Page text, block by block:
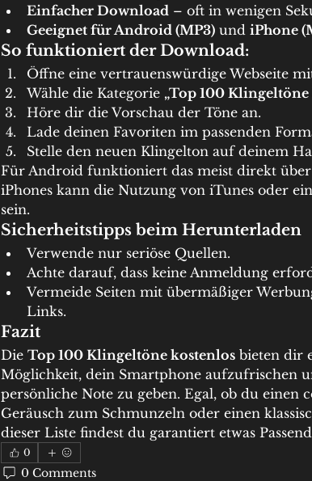
Einfacher Download – oft in wenigen
Geeignet für Android (MP3) und iPhone
So funktioniert der Download:
Öffne eine vertrauenswürdige Webseite
Wähle die Kategorie „Top 100 Klingeltöne
Höre dir die Vorschau der Töne an.
Lade deinen Favoriten im passenden
Stelle den neuen Klingelton auf deinem
Für Android funktioniert das meist direkt
iPhones kann die Nutzung von iTunes oder
sein.
Sicherheitstipps beim Herunterladen
Verwende nur seriöse Quellen.
Achte darauf, dass keine Anmeldung
Vermeide Seiten mit übermäßiger
Links.
Fazit
Die Top 100 Klingeltöne kostenlos bieten dir
Möglichkeit, dein Smartphone aufzufrischen
persönliche Note zu geben. Egal, ob du einen
Geräusch zum Schmunzeln oder einen
dieser Liste findest du garantiert etwas
0
0 Comments